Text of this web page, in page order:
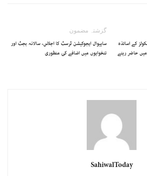
گزشتہ مضمون
ساہیوال ایجوکیشن ٹرسٹ کا اجلاس، سالانہ بجٹ اور
تنخواہوں میں اضافے کی منظوری
کے اساتذہ
سکولز میں حاضر رہنے
SahiwalToday